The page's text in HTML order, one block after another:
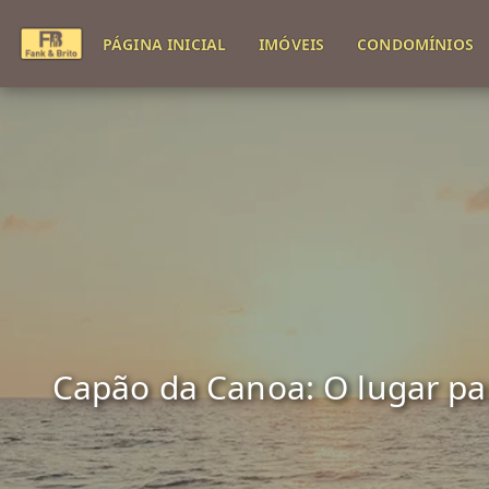
PÁGINA INICIAL IMÓVEIS CONDOMÍNIOS
Capão da Canoa: O lugar